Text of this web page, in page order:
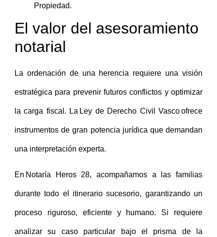
Propiedad.
El valor del asesoramiento
notarial
La ordenación de una herencia requiere una visión
estratégica para prevenir futuros conflictos y optimizar
la carga fiscal. La Ley de Derecho Civil Vasco ofrece
instrumentos de gran potencia jurídica que demandan
una interpretación experta.
En Notaría Heros 28, acompañamos a las familias
durante todo el itinerario sucesorio, garantizando un
proceso riguroso, eficiente y humano. Si requiere
analizar su caso particular bajo el prisma de la